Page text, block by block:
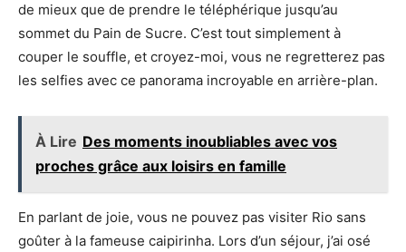
de mieux que de prendre le téléphérique jusqu’au
sommet du Pain de Sucre. C’est tout simplement à
couper le souffle, et croyez-moi, vous ne regretterez pas
les selfies avec ce panorama incroyable en arrière-plan.
À Lire Des moments inoubliables avec vos
proches grâce aux loisirs en famille
En parlant de joie, vous ne pouvez pas visiter Rio sans
goûter à la fameuse caipirinha. Lors d’un séjour, j’ai osé